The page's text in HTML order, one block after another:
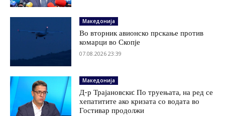
Македонија
Во вторник авионско прскање против
комарци во Скопје
07.08.2026 23:39
Македонија
Д-р Трајановски: По труењата, на ред се
хепатитите ако кризата со водата во
Гостивар продолжи